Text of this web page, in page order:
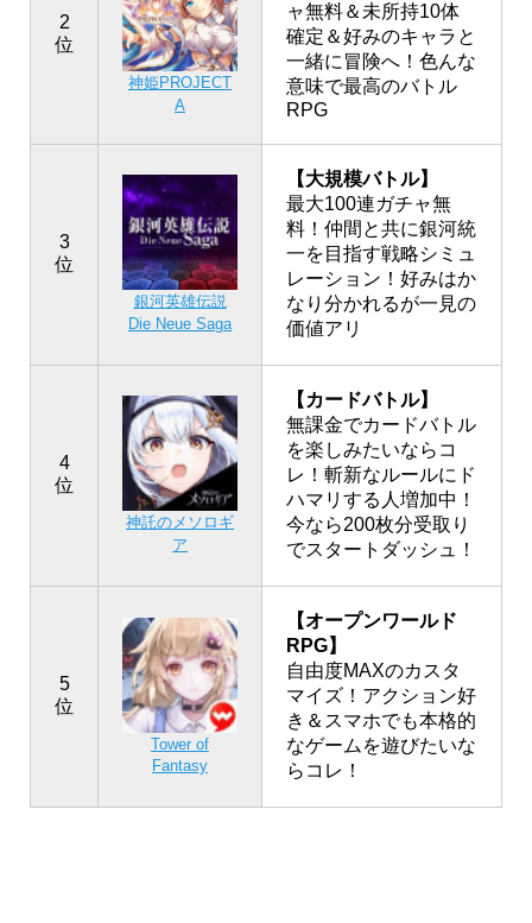
2
位
神姫PROJECT
A
ャ無料＆未所持10体
確定＆好みのキャラと
一緒に冒険へ！色んな
意味で最高のバトル
RPG
3
位
銀河英雄伝説
Die Neue Saga
【大規模バトル】
最大100連ガチャ無
料！仲間と共に銀河統
一を目指す戦略シミュ
レーション！好みはか
なり分かれるが一見の
価値アリ
4
位
神託のメソロギ
ア
【カードバトル】
無課金でカードバトル
を楽しみたいならコ
レ！斬新なルールにド
ハマリする人増加中！
今なら200枚分受取り
でスタートダッシュ！
5
位
Tower of
Fantasy
【オープンワールド
RPG】
自由度MAXのカスタ
マイズ！アクション好
き＆スマホでも本格的
なゲームを遊びたいな
らコレ！